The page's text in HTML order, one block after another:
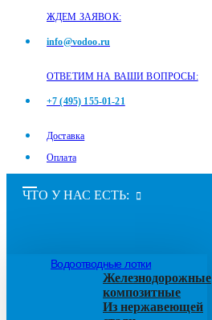
ЖДЕМ ЗАЯВОК:
info@vodoo.ru
ОТВЕТИМ НА ВАШИ ВОПРОСЫ:
+7 (495) 155-01-21
Доставка
Оплата
ЧТО У НАС ЕСТЬ:
Водоотводные лотки
Железнодорожные
композитные
Из нержавеющей